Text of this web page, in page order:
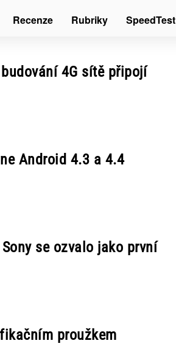
4G sítě připojí
Android 4.3 a 4.4
se ozvalo jako první
proužkem
Recenze Rubriky SpeedTest